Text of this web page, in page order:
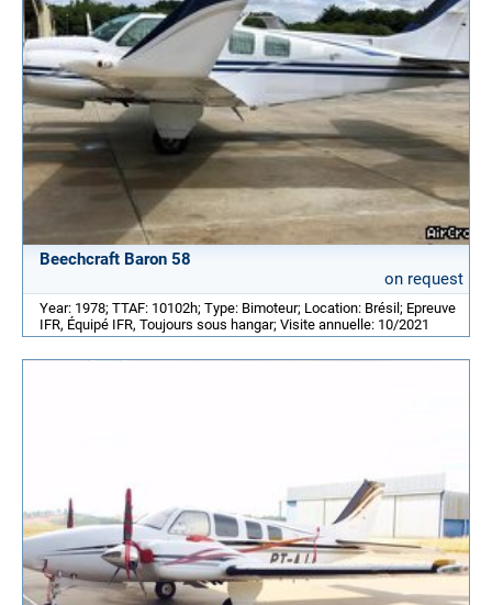
Beechcraft Baron 58
on request
Year: 1978; TTAF: 10102h; Type: Bimoteur; Location: Brésil; Epreuve
IFR, Équipé IFR, Toujours sous hangar; Visite annuelle: 10/2021